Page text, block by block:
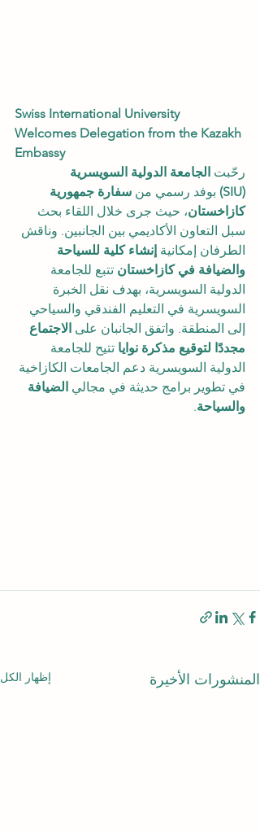
Swiss International University
Welcomes Delegation from the Kazakh
Embassy
رحّبت الجامعة الدولية السويسرية
(SIU)
بوفد رسمي من سفارة جمهورية
كازاخستان، حيث جرى خلال اللقاء بحث
سبل التعاون الأكاديمي بين الجانبين. وناقش
الطرفان إمكانية إنشاء كلية للسياحة
والضيافة في كازاخستان تتبع للجامعة
الدولية السويسرية، بهدف نقل الخبرة
السويسرية في التعليم الفندقي والسياحي
إلى المنطقة. واتفق الجانبان على الاجتماع
مجددًا لتوقيع مذكرة نوايا تتيح للجامعة
الدولية السويسرية دعم الجامعات الكازاخية
في تطوير برامج حديثة في مجالي الضيافة
والسياحة.
المنشورات الأخيرة إظهار الكل